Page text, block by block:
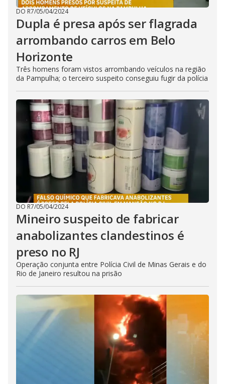
DO R7/05/04/2024
Dupla é presa após ser flagrada
arrombando carros em Belo
Horizonte
Três homens foram vistos arrombando veículos na região
da Pampulha; o terceiro suspeito conseguiu fugir da polícia
DO R7/05/04/2024
Mineiro suspeito de fabricar
anabolizantes clandestinos é
preso no RJ
Operação conjunta entre Polícia Civil de Minas Gerais e do
Rio de Janeiro resultou na prisão